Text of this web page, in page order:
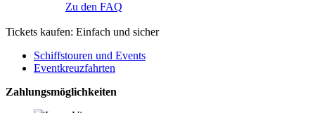
Zu den FAQ
Tickets kaufen: Einfach und sicher
Schiffstouren und Events
Eventkreuzfahrten
Zahlungsmöglichkeiten